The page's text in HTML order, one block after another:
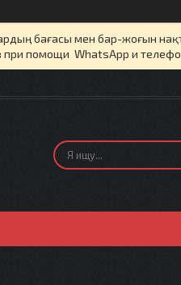
бағасы мен бар-жоғын
помощи WhatsApp и